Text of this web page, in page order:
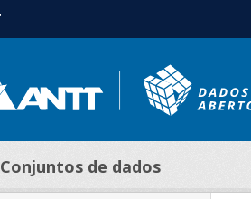
Conjuntos de dados